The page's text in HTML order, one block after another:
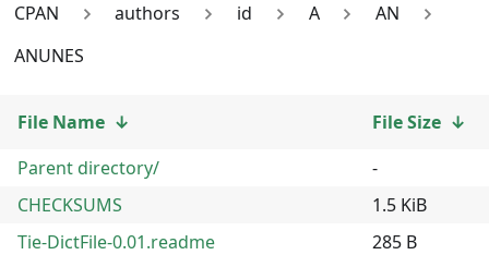
CPAN authors id A
AN
ANUNES
File Name ↓ File Size ↓
Parent directory/
-
CHECKSUMS
1.5 KiB
Tie-DictFile-0.01.readme
285 B